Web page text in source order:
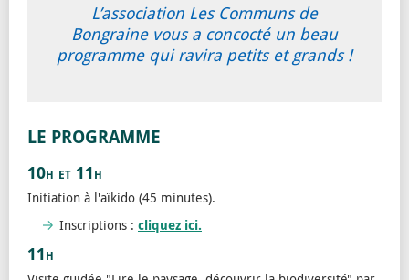
L’association Les Communs de
Bongraine vous a concocté un beau
programme qui ravira petits et grands !
LE PROGRAMME
10h et 11h
Initiation à l'aïkido (45 minutes).
Inscriptions : cliquez ici.
11h